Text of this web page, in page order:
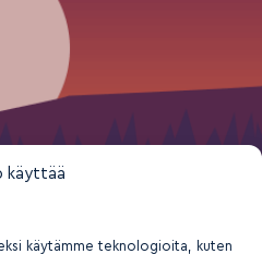
käyttää
käytämme teknologioita, kuten